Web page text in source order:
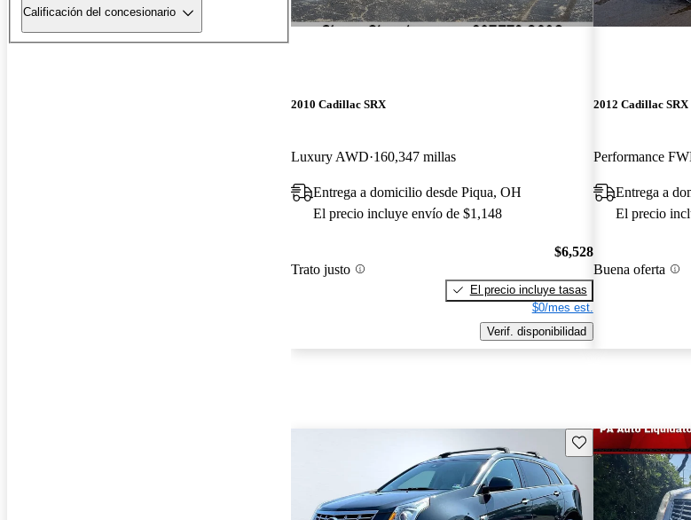
Calificación del concesionario
2010 Cadillac SRX
Luxury AWD 160,347 millas
Entrega a domicilio desde Piqua, OH
El precio incluye envío de $1,148
Trato justo
$6,528
El precio incluye tasas
$0/mes est.
Verif. disponibilidad
2012 Cadillac SRX
Performance
Entrega a
El precio
Buena oferta
Guarda este Aviso